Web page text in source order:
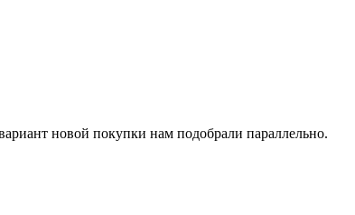
новой покупки нам подобрали параллельно.